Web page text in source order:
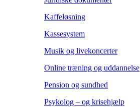
Kaffeløsning
Kassesystem
Musik og livekoncerter
Online træning og uddannelse
Pension og sundhed
Psykolog – og krisehjælp